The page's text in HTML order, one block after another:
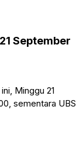
September
Minggu 21
sementara UBS